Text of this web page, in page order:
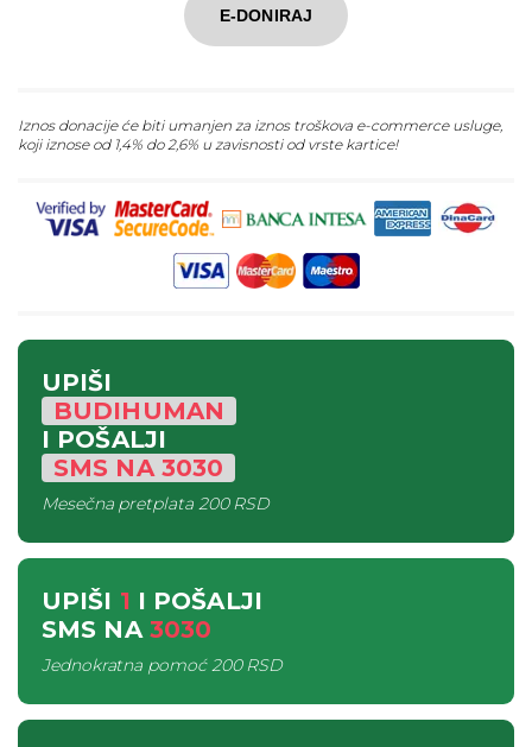
E-DONIRAJ
Iznos donacije će biti umanjen za iznos troškova e-commerce usluge,
koji iznose od 1,4% do 2,6% u zavisnosti od vrste kartice!
UPIŠI
BUDIHUMAN
I POŠALJI
SMS NA3030
Mesečna pretplata200 RSD
UPIŠI 1 I POŠALJI
SMS NA 3030
Jednokratna pomoć200 RSD